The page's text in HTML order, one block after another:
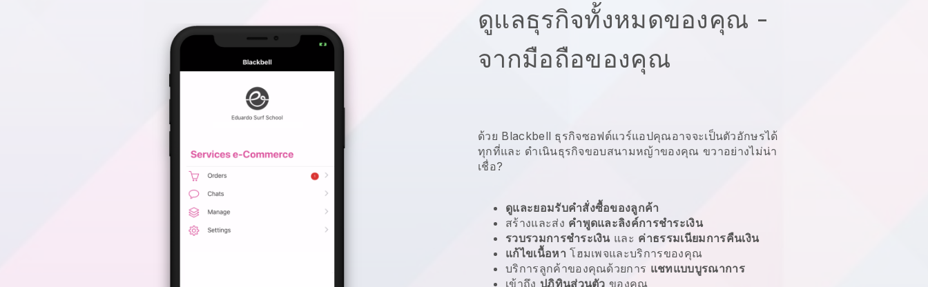
ดูแลธุรกิจทั้งหมดของคุณ -
จากมือถือของคุณ
ด้วย Blackbell ธุรกิจซอฟต์แวร์แอปคุณอาจจะเป็นตัวอักษรได้
ทุกที่และ ดำเนินธุรกิจขอบสนามหญ้าของคุณ ขวาอย่างไม่น่า
เชื่อ?
ดูและยอมรับคำสั่งซื้อของลูกค้า
สร้างและส่ง คำพูดและลิงค์การชำระเงิน
รวบรวมการชำระเงินและ ค่าธรรมเนียมการคืนเงิน
แก้ไขเนื้อหา โฮมเพจและบริการของคุณ
บริการลูกค้าของคุณด้วยการ แชทแบบบูรณาการ
เข้าถึง ปฏิทินส่วนตัว ของคุณ